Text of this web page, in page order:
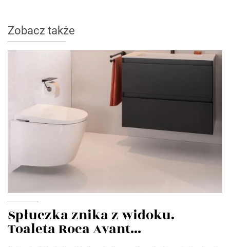
Zobacz także
Spłuczka znika z widoku.
Toaleta Roca Avant...